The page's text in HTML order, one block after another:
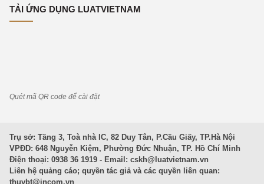
TẢI ỨNG DỤNG LUATVIETNAM
Quét mã QR code để cài đặt
Trụ sở: Tầng 3, Toà nhà IC, 82 Duy Tân, P.Cầu Giấy, TP.Hà Nội
VPĐD: 648 Nguyễn Kiệm, Phường Đức Nhuận, TP. Hồ Chí Minh
Điện thoại: 0938 36 1919 - Email: cskh@luatvietnam.vn
Liên hệ quảng cáo; quyền tác giả và các quyền liên quan:
thuybt@incom.vn